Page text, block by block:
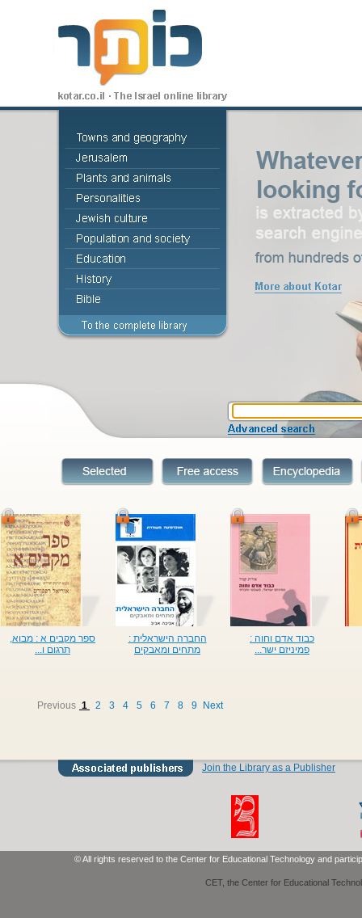
ספר מקבים א : מבוא,
תרגום ו...
החברה הישראלית :
מתחים ומאבקים
כבוד אדם וחוה :
פמיניזם ישר...
Previous 1 2 3 4 5 6 7 8 9 Next
Join the Library as a Publisher
© All rights reserved to the Center for Educational Technology and
CET, the Center for Educational